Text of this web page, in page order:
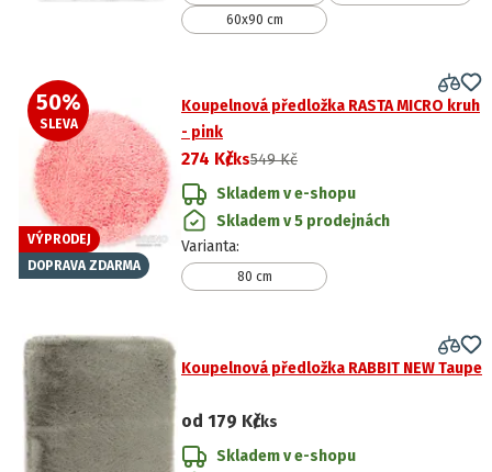
60x90 cm
50%
SLEVA
VÝPRODEJ
DOPRAVA ZDARMA
Koupelnová předložka RASTA MICRO kruh
- pink
274 Kč/ks549 Kč
Skladem v e-shopu
Skladem v 5 prodejnách
Varianta:
80 cm
Koupelnová předložka RABBIT NEW Taupe
od 179 Kč/ks
Skladem v e-shopu